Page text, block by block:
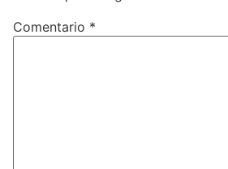
Comentario *